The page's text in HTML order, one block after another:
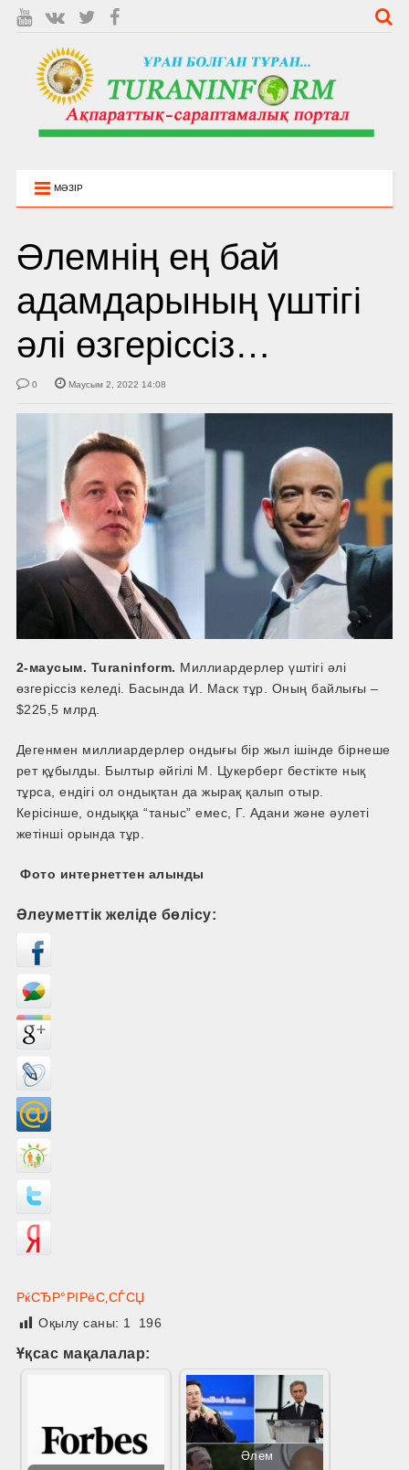
МӘЗІР
Әлемнің ең бай
адамдарының үштігі
әлі өзгеріссіз…
0 Маусым 2, 2022 14:08
2-маусым. Turaninform. Миллиардерлер үштігі әлі
өзгеріссіз келеді. Басында И. Маск тұр. Оның байлығы –
$225,5 млрд.
Дегенмен миллиардерлер ондығы бір жыл ішінде бірнеше
рет құбылды. Былтыр әйгілі М. Цукерберг бестікте нық
тұрса, ендігі ол ондықтан да жырақ қалып отыр.
Керісінше, ондыққа “таныс” емес, Г. Адани және әулеті
жетінші орында тұр.
Фото интернеттен алынды
Әлеуметтік желіде бөлісу:
РќСЂР°РІРёС‚СЃСЏ
Оқылу саны: 1 196
Ұқсас мақалалар:
Әлем